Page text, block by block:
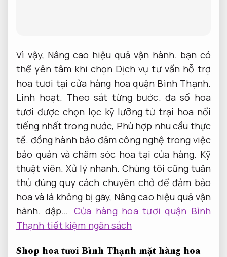
Vì vậy, Nâng cao hiệu quả vận hành. bạn có
thể yên tâm khi chọn Dịch vụ tư vấn hỗ trợ
hoa tươi tại cửa hàng hoa quận Bình Thạnh.
Linh hoạt. Theo sát từng bước. đa số hoa
tươi được chọn lọc kỹ lưỡng từ trại hoa nổi
tiếng nhất trong nước, Phù hợp nhu cầu thực
tế. đồng hành bảo đảm công nghệ trong việc
bảo quản và chăm sóc hoa tại cửa hàng. Kỹ
thuật viên. Xử lý nhanh. Chúng tôi cũng tuân
thủ đúng quy cách chuyên chở để đảm bảo
hoa và lá không bị gãy, Nâng cao hiệu quả vận
hành. dập… Cửa hàng hoa tươi quận Bình
Thạnh tiết kiệm ngân sách
Shop hoa tươi Bình Thạnh mặt hàng hoa